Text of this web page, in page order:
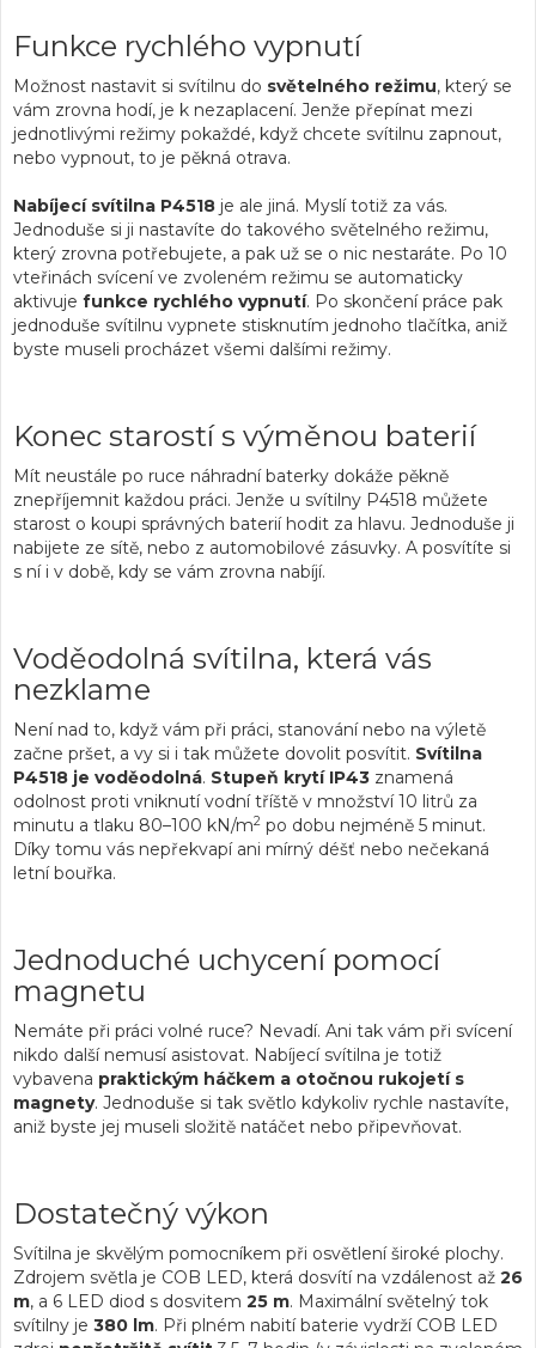
Funkce rychlého vypnutí
Možnost nastavit si svítilnu do světelného režimu, který se
vám zrovna hodí, je k nezaplacení. Jenže přepínat mezi
jednotlivými režimy pokaždé, když chcete svítilnu zapnout,
nebo vypnout, to je pěkná otrava.
Nabíjecí svítilna P4518 je ale jiná. Myslí totiž za vás.
Jednoduše si ji nastavíte do takového světelného režimu,
který zrovna potřebujete, a pak už se o nic nestaráte. Po 10
vteřinách svícení ve zvoleném režimu se automaticky
aktivuje funkce rychlého vypnutí. Po skončení práce pak
jednoduše svítilnu vypnete stisknutím jednoho tlačítka, aniž
byste museli procházet všemi dalšími režimy.
Konec starostí s výměnou baterií
Mít neustále po ruce náhradní baterky dokáže pěkně
znepříjemnit každou práci. Jenže u svítilny P4518 můžete
starost o koupi správných baterií hodit za hlavu. Jednoduše ji
nabijete ze sítě, nebo z automobilové zásuvky. A posvítíte si
s ní i v době, kdy se vám zrovna nabíjí.
Voděodolná svítilna, která vás
nezklame
Není nad to, když vám při práci, stanování nebo na výletě
začne pršet, a vy si i tak můžete dovolit posvítit. Svítilna
P4518 je voděodolná. Stupeň krytí IP43 znamená
odolnost proti vniknutí vodní tříště v množství 10 litrů za
minutu a tlaku 80–100 kN/m2 po dobu nejméně 5 minut.
Díky tomu vás nepřekvapí ani mírný déšť nebo nečekaná
letní bouřka.
Jednoduché uchycení pomocí
magnetu
Nemáte při práci volné ruce? Nevadí. Ani tak vám při svícení
nikdo další nemusí asistovat. Nabíjecí svítilna je totiž
vybavena praktickým háčkem a otočnou rukojetí s
magnety. Jednoduše si tak světlo kdykoliv rychle nastavíte,
aniž byste jej museli složitě natáčet nebo připevňovat.
Dostatečný výkon
Svítilna je skvělým pomocníkem při osvětlení široké plochy.
Zdrojem světla je COB LED, která dosvítí na vzdálenost až 26
m, a 6 LED diod s dosvitem 25 m. Maximální světelný tok
svítilny je 380 lm. Při plném nabití baterie vydrží COB LED